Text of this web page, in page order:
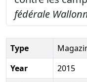
fédérale
Type
Year
2015